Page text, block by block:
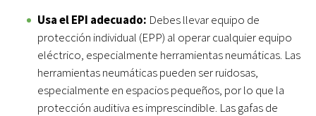
Usa el EPI adecuado: Debes llevar equipo de
protección individual (EPP) al operar cualquier equipo
eléctrico, especialmente herramientas neumáticas. Las
herramientas neumáticas pueden ser ruidosas,
especialmente en espacios pequeños, por lo que la
protección auditiva es imprescindible. Las gafas de